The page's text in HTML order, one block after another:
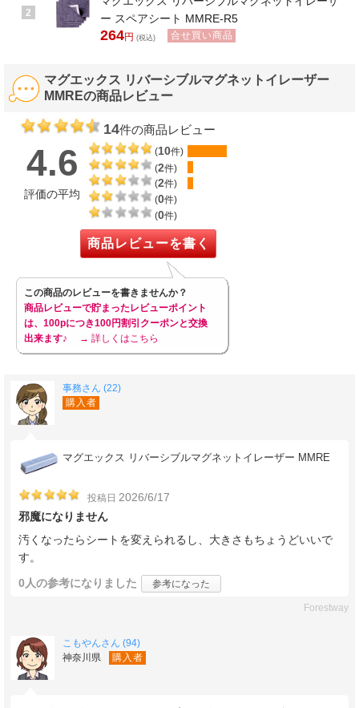
2
ー スペアシート MMRE-R5
264円 (税込) 合せ買い商品
マグエックス リバーシブルマグネットイレーザー
MMREの商品レビュー
14件の商品レビュー
4.6
評価の平均
(10件)
(2件)
(2件)
(0件)
(0件)
商品レビューを書く
この商品のレビューを書きませんか？
商品レビューで貯まったレビューポイント
は、100pにつき100円割引クーポンと交換
出来ます♪
→ 詳しくはこちら
事務さん (22)
購入者
マグエックス リバーシブルマグネットイレーザー MMRE
投稿日 2026/6/17
邪魔になりません
汚くなったらシートを変えられるし、大きさもちょうどいいで
す。
0人の参考になりました 参考になった
Forestway
こもやんさん (94)
神奈川県
購入者